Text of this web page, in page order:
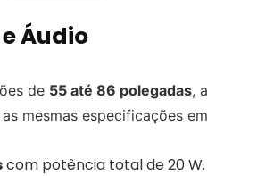
Áudio
de 55 até 86 polegadas, a
mesmas especificações em
com potência total de 20 W.